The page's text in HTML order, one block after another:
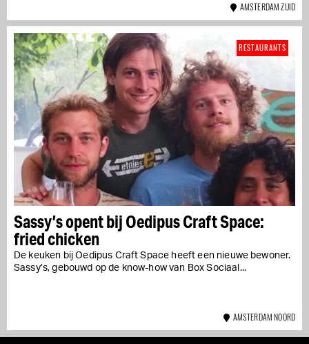
AMSTERDAM ZUID
Sassy’s opent bij Oedipus Craft Space:
fried chicken
De keuken bij Oedipus Craft Space heeft een nieuwe bewoner.
Sassy’s, gebouwd op de know-how van Box Sociaal...
RESTAURANTS
AMSTERDAM NOORD